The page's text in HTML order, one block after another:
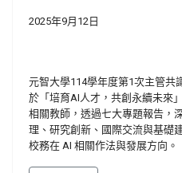
2025年9月12日
元智大學114學年度第1次主管共
於「培育AI人才，共創永續未來
相關教師，透過七大專題報告，
理、研究創新、國際交流與基礎
校務在 AI 相關作法與發展方向。